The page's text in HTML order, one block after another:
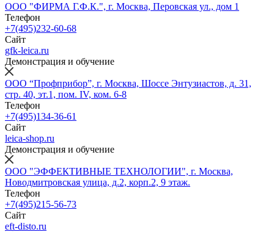
ООО "ФИРМА Г.Ф.К.", г. Москва, Перовская ул., дом 1
Телефон
+7(495)232-60-68
Сайт
gfk-leica.ru
Демонстрация и обучение
ООО “Профприбор”, г. Москва, Шоссе Энтузиастов, д. 31,
стр. 40, эт.1, пом. IV, ком. 6-8
Телефон
+7(495)134-36-61
Сайт
leica-shop.ru
Демонстрация и обучение
ООО "ЭФФЕКТИВНЫЕ ТЕХНОЛОГИИ", г. Москва,
Новодмитровская улица, д.2, корп.2, 9 этаж.
Телефон
+7(495)215-56-73
Сайт
eft-disto.ru